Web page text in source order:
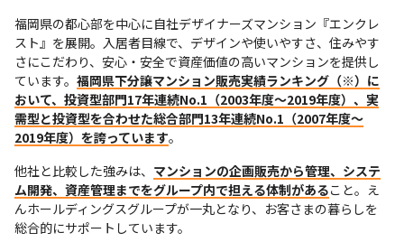
福岡県の都心部を中心に自社デザイナーズマンション『エンクレ
スト』を展開。入居者目線で、デザインや使いやすさ、住みやす
さにこだわり、安心・安全で資産価値の高いマンションを提供し
ています。 福岡県下分譲マンション販売実績ランキング（※）に
おいて、投資型部門17年連続No.1（2003年度～2019年度）、実
需型と投資型を合わせた総合部門13年連続No.1（2007年度～
2019年度）を誇っています。
他社と比較した強みは、 マンションの企画販売から管理、システ
ム開発、資産管理までをグループ内で担える体制があること。え
んホールディングスグループが一丸となり、お客さまの暮らしを
総合的にサポートしています。